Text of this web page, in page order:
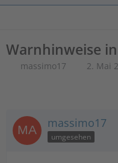
Warnhinweise
massimo17 2. Mai
massimo17
umgesehen